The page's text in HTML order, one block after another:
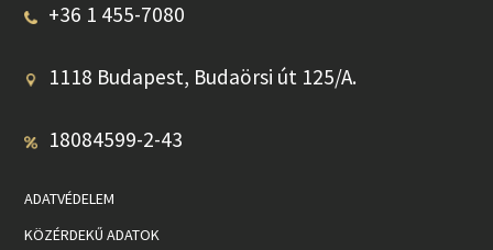
+36 1 455-7080
1118 Budapest, Budaörsi út 125/A.
18084599-2-43
ADATVÉDELEM
KÖZÉRDEKŰ ADATOK